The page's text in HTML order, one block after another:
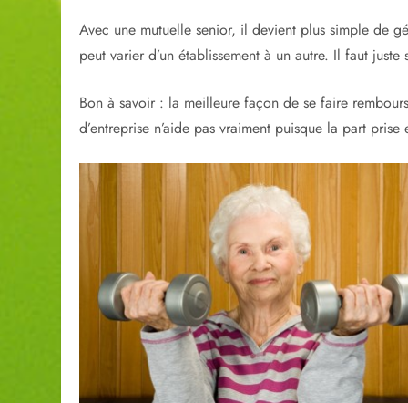
Avec une mutuelle senior, il devient plus simple de
peut varier d’un établissement à un autre. Il faut
Bon à savoir : la meilleure façon de se faire
d’entreprise n’aide pas vraiment puisque la part